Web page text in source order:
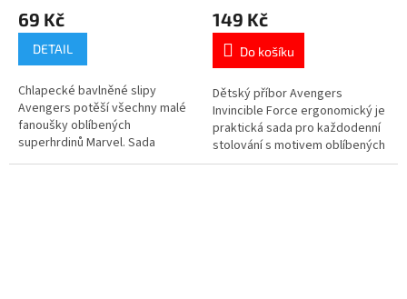
produktu
5
hvězdiček.
69 Kč
DETAIL
Chlapecké bavlněné slipy
Avengers potěší všechny malé
fanoušky oblíbených
superhrdinů Marvel. Sada
obsahuje 3 slipy s různými
produktu
5,0
5
hvězdiček.
149 Kč
Do košíku
Dětský příbor Avengers
Invincible Force ergonomický je
praktická sada pro každodenní
stolování s motivem oblíbených
superhrdinů. ✓ ergonomický